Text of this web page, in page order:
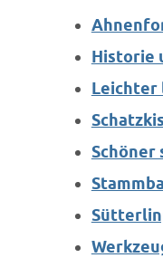
Historie
Leichter
Schöner